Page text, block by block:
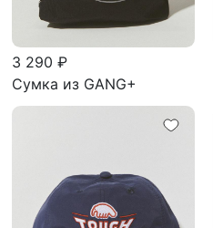
3 290 ₽
Сумка из GANG+